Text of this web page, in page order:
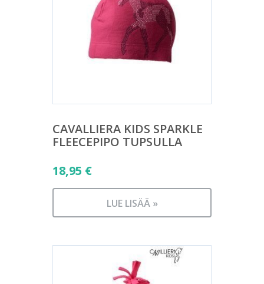
CAVALLIERA KIDS SPARKLE
FLEECEPIPO TUPSULLA
18,95 €
LUE LISÄÄ »